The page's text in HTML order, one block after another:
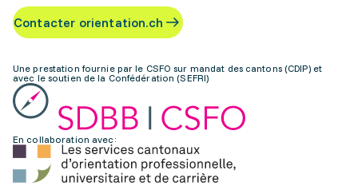
Contacter orientation.ch
Une prestation fournie par le CSFO sur mandat des cantons (CDIP) et
avec le soutien de la Confédération (SEFRI)
En collaboration avec: